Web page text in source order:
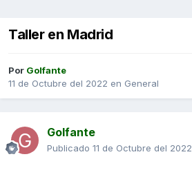
Taller en Madrid
Por Golfante
11 de Octubre del 2022 en General
Golfante
Publicado 11 de Octubre del 2022